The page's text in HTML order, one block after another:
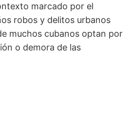
marcado por el
robos y delitos urbanos
muchos cubanos optan por
o demora de las